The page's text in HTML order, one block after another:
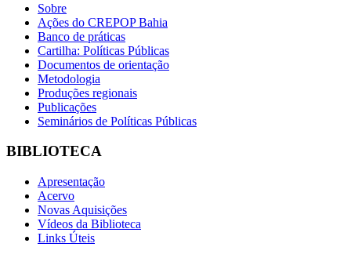
Sobre
Ações do CREPOP Bahia
Banco de práticas
Cartilha: Políticas Públicas
Documentos de orientação
Metodologia
Produções regionais
Publicações
Seminários de Políticas Públicas
BIBLIOTECA
Apresentação
Acervo
Novas Aquisições
Vídeos da Biblioteca
Links Úteis